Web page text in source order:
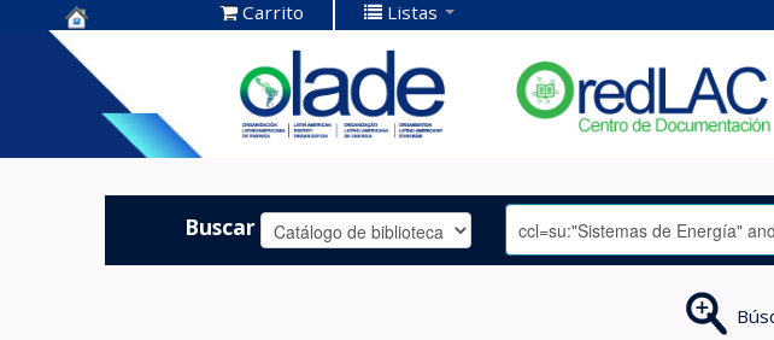
Centro de
Documentación
OLADE -
Carrito Listas
Buscar